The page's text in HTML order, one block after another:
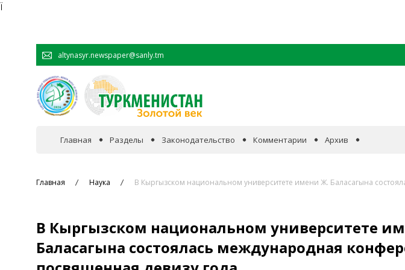
Ï
altynasyr.newspaper@sanly.tm
Главная Разделы
Сотрудничество
Законодательство Комментарии Архив
Главная Наука В Кыргызском национальном университете имени Ж. Баласагына
В Кыргызском национальном университете
Баласагына состоялась международная